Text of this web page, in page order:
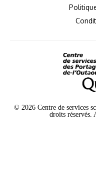
© 2026 Centre de services
droits réservés.